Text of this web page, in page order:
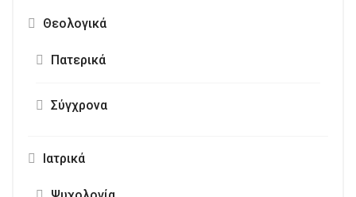
Αναζήτηση...
Κατηγορίες